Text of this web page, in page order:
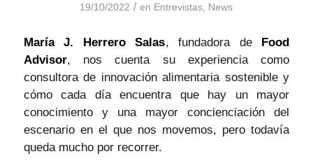
19/10/2022 / en Entrevistas News
María J. Herrero Salas, fundadora de Food
Advisor, nos cuenta su experiencia como
consultora de innovación alimentaria sostenible y
cómo cada día encuentra que hay un mayor
conocimiento y una mayor concienciación del
escenario en el que nos movemos, pero todavía
queda mucho por recorrer.